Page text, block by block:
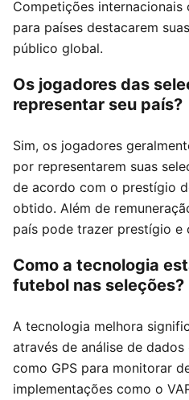
Competições
para países destacarem
público global.
Os jogadores das
representar seu país?
Sim, os jogadores
por representarem suas
de acordo com o prestígio
obtido. Além de
país pode trazer prestígio
Como a tecnologia
futebol nas seleções?
A tecnologia melhora
através de análise de
como GPS para monitorar
implementações como o